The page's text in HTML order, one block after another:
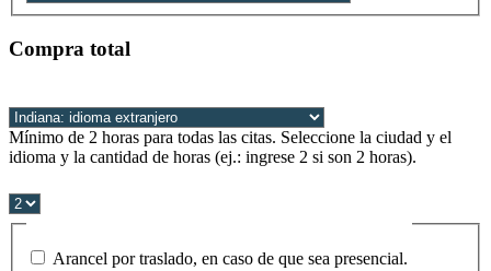
Compra total
Mínimo de 2 horas para todas las citas. Seleccione la ciudad y el
idioma y la cantidad de horas (ej.: ingrese 2 si son 2 horas).
Arancel por traslado, en caso de que sea presencial.